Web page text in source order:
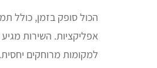
הכול סופק בזמן, כולל
אפליקציות. השירות מגיע
למקומות מרוחקים יחסית.